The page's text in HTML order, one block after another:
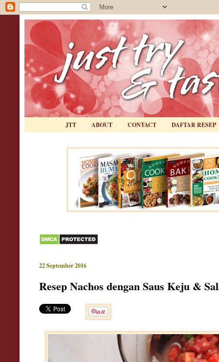
JTT ABOUT CONTACT DAFTAR RESEP
22 September 2016
Resep Nachos dengan Saus Keju &